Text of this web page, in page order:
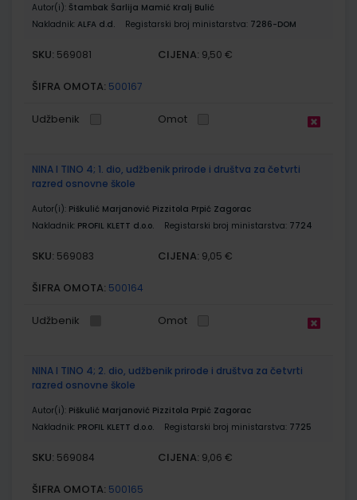
Autor(i): Štambak Šarlija Mamić Kralj Bulić
Nakladnik: ALFA d.d. Registarski broj ministarstva: 7286-DOM
SKU: 569081 CIJENA: 9,50 €
ŠIFRA OMOTA: 500167
Udžbenik Omot
NINA I TINO 4; 1. dio, udžbenik prirode i društva za četvrti
razred osnovne škole
Autor(i): Piškulić Marjanović Pizzitola Prpić Zagorac
Nakladnik: PROFIL KLETT d.o.o. Registarski broj ministarstva: 7724
SKU: 569083 CIJENA: 9,05 €
ŠIFRA OMOTA: 500164
Udžbenik Omot
NINA I TINO 4; 2. dio, udžbenik prirode i društva za četvrti
razred osnovne škole
Autor(i): Piškulić Marjanović Pizzitola Prpić Zagorac
Nakladnik: PROFIL KLETT d.o.o. Registarski broj ministarstva: 7725
SKU: 569084 CIJENA: 9,06 €
ŠIFRA OMOTA: 500165